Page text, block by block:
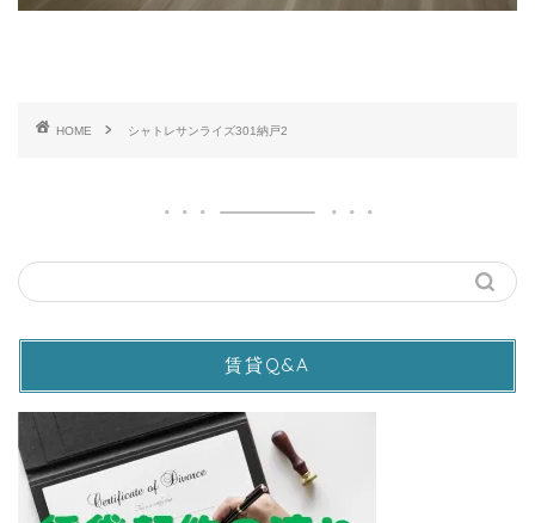
HOME シャトレサンライズ301納戸2
賃貸Q&A